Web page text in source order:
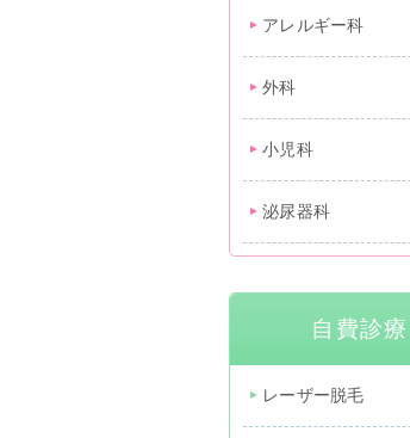
アレルギー科
外科
小児科
泌尿器科
自費診療
レーザー脱毛